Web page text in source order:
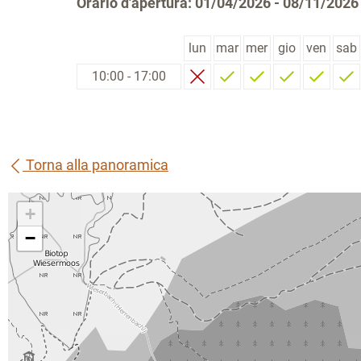
lun mar mer gio ven
sab
10:00 - 17:00
Torna alla panoramica
+
−